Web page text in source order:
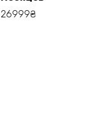
26999₴